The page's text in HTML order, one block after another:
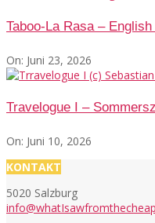
Taboo-La Rasa –
On: Juni 23, 2026
Travelogue I –
On: Juni 10, 2026
KONTAKT
5020 Salzburg